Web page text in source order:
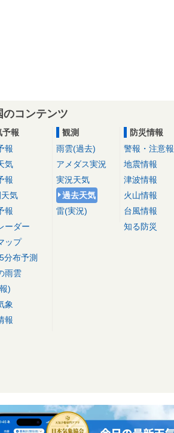
のコンテンツ
予報
報
気
報
気
報
ーダー
ップ
分布予測
雨雲
)
象
報
観測
雨雲(過去)
アメダス実況
実況天気
過去天気
雷(実況)
防災情報
警報・注意報
地震情報
津波情報
火山情報
台風情報
知る防災